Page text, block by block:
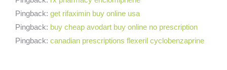
Pingback: get rifaximin buy online usa
Pingback: buy cheap avodart buy online no prescription
Pingback: canadian prescriptions flexeril cyclobenzaprine